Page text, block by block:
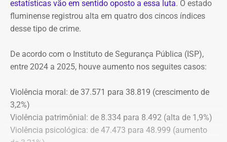
estatísticas vão em sentido oposto a essa luta. O estado
fluminense registrou alta em quatro dos cincos índices
desse tipo de crime.
De acordo com o Instituto de Segurança Pública (ISP),
entre 2024 a 2025, houve aumento nos seguites casos:
Violência moral: de 37.571 para 38.819 (crescimento de
3,2%)
Violência patrimônial: de 8.334 para 8.492 (alta de 1,9%)
Violência psicológica: de 47.473 para 48.999 (aumento